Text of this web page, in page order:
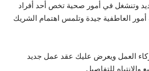
وتنشغل في أمور صحية تخص أحد أفراد
أمور العاطفية جيدة وتلمس اهتمام الشريك
العمل ويعرض عليك عقد عمل جديد
والانتباه للتفاصيل